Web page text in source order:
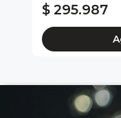
$ 295.987